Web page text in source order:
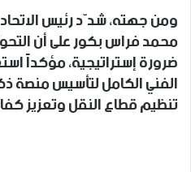
ومن جهته، شدّد رئيس الاتحاد
محمد فراس بكور على أن
ضرورة إستراتيجية، مؤكداً
الفني الكامل لتأسيس
تنظيم قطاع النقل وتعزيز